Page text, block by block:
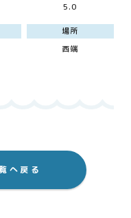
5.0
場所
西端
へ戻る